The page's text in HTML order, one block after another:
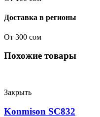
Доставка в регионы
От 300 сом
Похожие товары
Закрыть
Konmison SC832